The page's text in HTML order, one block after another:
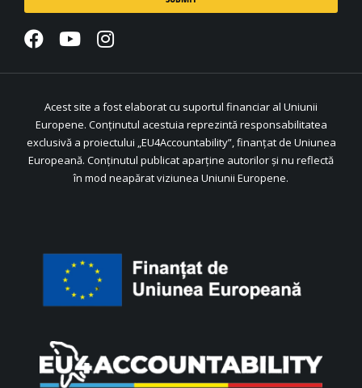
Acest site a fost elaborat cu suportul financiar al Uniunii
Europene. Conținutul acestuia reprezintă responsabilitatea
exclusivă a proiectului „EU4Accountability”, finanțat de Uniunea
Europeană. Conținutul publicat aparține autorilor și nu reflectă
în mod neapărat viziunea Uniunii Europene.